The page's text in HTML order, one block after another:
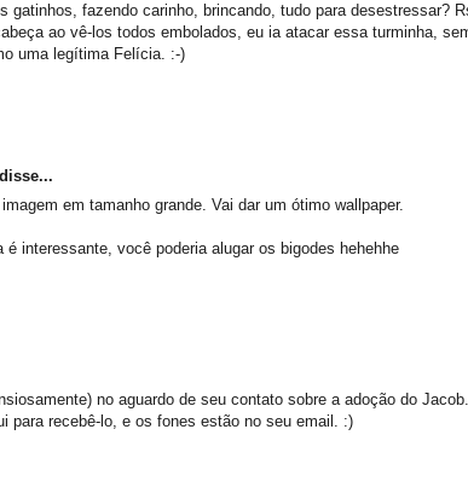
gatinhos, fazendo carinho, brincando, tudo para desestressar?
ao vê-los todos embolados, eu ia atacar essa turminha,
uma legítima Felícia. :-)
em tamanho grande. Vai dar um ótimo wallpaper.
é interessante, você poderia alugar os bigodes hehehhe
no aguardo de seu contato sobre a adoção do
para recebê-lo, e os fones estão no seu email. :)